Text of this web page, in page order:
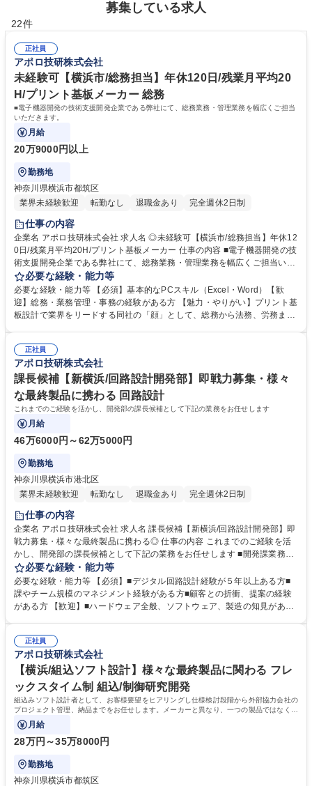
募集している求人
22件
正社員
アポロ技研株式会社
未経験可【横浜市/総務担当】年休120日/残業月平均20
H/プリント基板メーカー 総務
■電子機器開発の技術支援開発企業である弊社にて、総務業務・管理業務を幅広くご担当
いただきます。
月給
20万9000円以上
勤務地
神奈川県横浜市都筑区
業界未経験歓迎
転勤なし 退職金あり 完全週休2日制
仕事の内容
企業名 アポロ技研株式会社 求人名 ◎未経験可【横浜市/総務担当】年休12
0日/残業月平均20H/プリント基板メーカー 仕事の内容 ■電子機器開発の技
術支援開発企業である弊社にて、総務業務・管理業務を幅広くご担当いた
だきます。 ■備品・消耗品の発注、在庫管理■オフィス設備・レイアウ
ト・環境整備の管理■来客・電話・メール応対■社内文書・規定・契約書の
管理、登記変更などの会社管理業務■法務管理（顧問弁護士との連携等）■
安全衛生管理（衛生委員会運営補助、健康診断手配等） ★単なる事務作業
験可【横浜市/総務担当】年休120日/残業月平均20H/プリント基板メーカ
ー
必要な経験・能力等
必要な経験・能力等 【必須】基本的なPCスキル（Excel・Word）【歓
迎】総務・業務管理・事務の経験がある方 【魅力・やりがい】プリント基
板設計で業界をリードする同社の「顔」として、総務から法務、労務まで
と、一生モノのスキルを身につけ、長期的なキャリア形成が叶う環境で
す。最新のテクノロジーを支える一員として、会社の屋台骨を支える誇り
を持って働けます。 学歴・資格 学歴：大学院 大学 高専 短大 専修学校 高
校 語学力： 資格：
正社員
アポロ技研株式会社
課長候補【新横浜/回路設計開発部】即戦力募集・様々
な最終製品に携わる 回路設計
これまでのご経験を活かし、開発部の課長候補として下記の業務をお任せします
月給
46万6000円～62万5000円
勤務地
神奈川県横浜市港北区
業界未経験歓迎
転勤なし 退職金あり 完全週休2日制
仕事の内容
企業名 アポロ技研株式会社 求人名 課長候補【新横浜/回路設計開発部】即
戦力募集・様々な最終製品に携わる◎ 仕事の内容 これまでのご経験を活
かし、開発部の課長候補として下記の業務をお任せします ■開発課業務の
マネジメント（受注案件の進捗・予実管理） ■開発課メンバーのマネジメ
ント（スキル管理、育成） ■業務支援（受注案件の要件定義、設計支援）
■顧客との関係構築（ニーズの共有、技術営業支援） ■グループ企業と連
携したシナジーの創出（開発から量産製造までのワンストップサービス）
必要な経験・能力等
必要な経験・能力等 【必須】■デジタル回路設計経験が５年以上ある方■
課やチーム規模のマネジメント経験がある方■顧客との折衝、提案の経験
がある方 【歓迎】■ハードウェア全般、ソフトウェア、製造の知見がある
まだない完成品に対する基板や電子部品の試作から量産まで提案可能。 少
ロットや短納期の案件であっても対応可能で、小回りの利くところもお客
様に喜ばれています。 学歴・資格 学歴：大学院 大学 高専 短大 専修学校
高校 語学力： 資格：
正社員
アポロ技研株式会社
【横浜/組込ソフト設計】様々な最終製品に関わる フレ
ックスタイム制 組込/制御研究開発
組込みソフト設計者として、お客様要望をヒアリングし仕様検討段階から外部協力会社の
プロジェクト管理、納品までをお任せします。メーカーと異なり、一つの製品ではなく、
様々な製品に携われるのが面白さです。
月給
28万円～35万8000円
勤務地
神奈川県横浜市都筑区